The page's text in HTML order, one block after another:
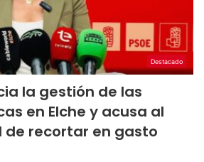
Destacado
la gestión de las
en Elche y acusa al
de recortar en gasto